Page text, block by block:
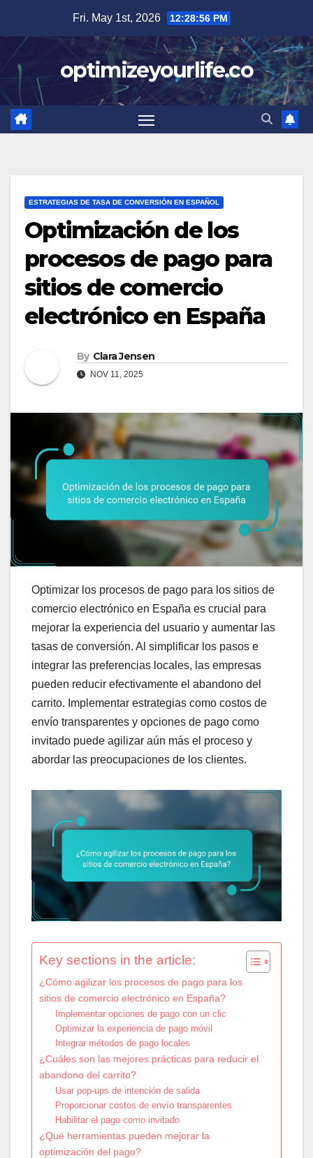
content
Fri. May 1st, 2026 12:28:58 PM
optimizeyourlife.co
ESTRATEGIAS DE TASA DE CONVERSIÓN EN ESPAÑOL
Optimización de los
procesos de pago para
sitios de comercio
electrónico en España
By Clara Jensen
NOV 11, 2025
Optimizar los procesos de pago para los sitios de
comercio electrónico en España es crucial para
mejorar la experiencia del usuario y aumentar las
tasas de conversión. Al simplificar los pasos e
integrar las preferencias locales, las empresas
pueden reducir efectivamente el abandono del
carrito. Implementar estrategias como costos de
envío transparentes y opciones de pago como
invitado puede agilizar aún más el proceso y
abordar las preocupaciones de los clientes.
Key sections in the article:
¿Cómo agilizar los procesos de pago para los
sitios de comercio electrónico en España?
Implementar opciones de pago con un clic
Optimizar la experiencia de pago móvil
Integrar métodos de pago locales
¿Cuáles son las mejores prácticas para reducir el
abandono del carrito?
Usar pop-ups de intención de salida
Proporcionar costos de envío transparentes
Habilitar el pago como invitado
¿Qué herramientas pueden mejorar la
optimización del pago?